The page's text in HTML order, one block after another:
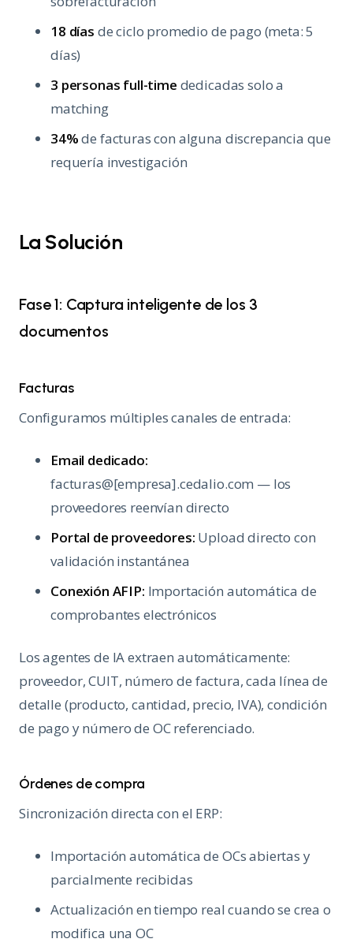
18 días de ciclo promedio de pago (meta: 5
días)
3 personas full-time dedicadas solo a
matching
34%de facturas con alguna discrepancia que
requería investigación
La Solución
Fase 1: Captura inteligente de los 3
documentos
Facturas
Configuramos múltiples canales de entrada:
Email dedicado:
facturas@[empresa].cedalio.com — los
proveedores reenvían directo
Portal de proveedores: Upload directo con
validación instantánea
Conexión AFIP: Importación automática de
comprobantes electrónicos
Los agentes de IA extraen automáticamente:
proveedor, CUIT, número de factura, cada línea de
detalle (producto, cantidad, precio, IVA), condición
de pago y número de OC referenciado.
Órdenes de compra
Sincronización directa con el ERP:
Importación automática de OCs abiertas y
parcialmente recibidas
Actualización en tiempo real cuando se crea o
modifica una OC